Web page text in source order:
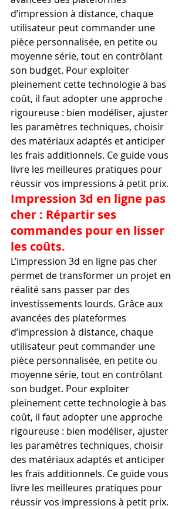
d’impression à distance, chaque
utilisateur peut commander une
pièce personnalisée, en petite ou
moyenne série, tout en contrôlant
son budget. Pour exploiter
pleinement cette technologie à bas
coût, il faut adopter une approche
rigoureuse : bien modéliser, ajuster
les paramètres techniques, choisir
des matériaux adaptés et anticiper
les frais additionnels. Ce guide vous
livre les meilleures pratiques pour
réussir vos impressions à petit prix.
Impression 3d en ligne pas
cher : Répartir ses
commandes pour en lisser
les coûts.
L’impression 3d en ligne pas cher
permet de transformer un projet en
réalité sans passer par des
investissements lourds. Grâce aux
avancées des plateformes
d’impression à distance, chaque
utilisateur peut commander une
pièce personnalisée, en petite ou
moyenne série, tout en contrôlant
son budget. Pour exploiter
pleinement cette technologie à bas
coût, il faut adopter une approche
rigoureuse : bien modéliser, ajuster
les paramètres techniques, choisir
des matériaux adaptés et anticiper
les frais additionnels. Ce guide vous
livre les meilleures pratiques pour
réussir vos impressions à petit prix.